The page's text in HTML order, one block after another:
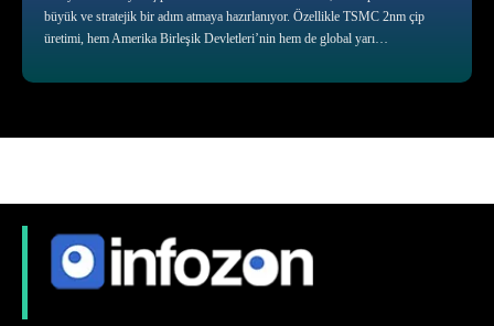
büyük ve stratejik bir adım atmaya hazırlanıyor. Özellikle TSMC 2nm çip
üretimi, hem Amerika Birleşik Devletleri’nin hem de global yarı…